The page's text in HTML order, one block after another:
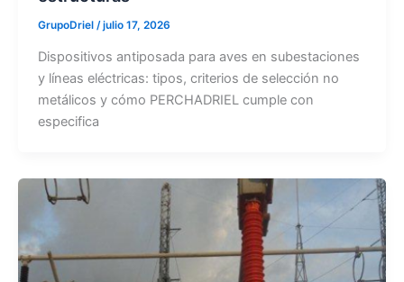
GrupoDriel /julio 17, 2026
Dispositivos antiposada para aves en subestaciones
y líneas eléctricas: tipos, criterios de selección no
metálicos y cómo PERCHADRIEL cumple con
especifica